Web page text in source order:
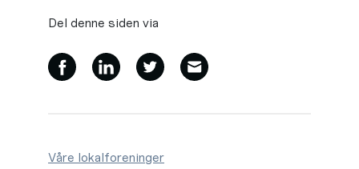
Del denne siden via
Våre lokalforeninger